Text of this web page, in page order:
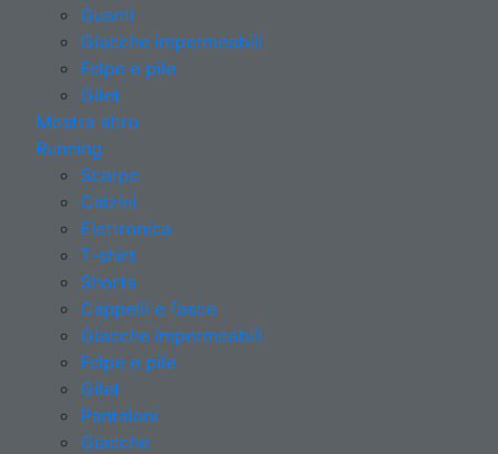
Guanti
Giacche impermeabili
Felpe e pile
Gilet
Mostra altro
Running
Scarpe
Calzini
Elettronica
T-shirt
Shorts
Cappelli e fasce
Giacche impermeabili
Felpe e pile
Gilet
Pantaloni
Giacche